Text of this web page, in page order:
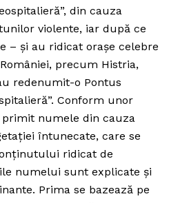
din cauza
violente, iar după ce
– și au ridicat orașe celebre
precum Histria,
redenumit-o Pontus
Conform unor
primit numele din cauza
întunecate, care se
ridicat de
numelui sunt explicate și
Prima se bazează pe